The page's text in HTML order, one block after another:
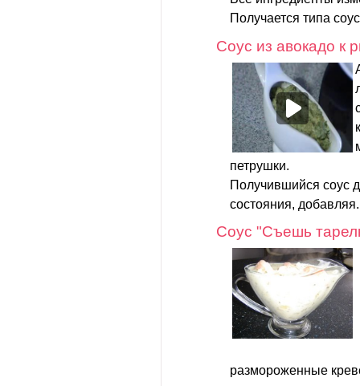
Получается типа
Соус из авокадо к
петрушки.
Получившийся соус
состояния,
Соус "Съешь
размороженные